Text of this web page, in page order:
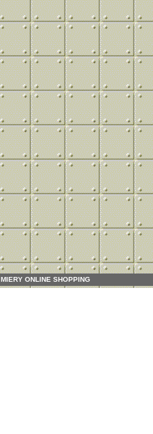
MIERY ONLINE SHOPPING